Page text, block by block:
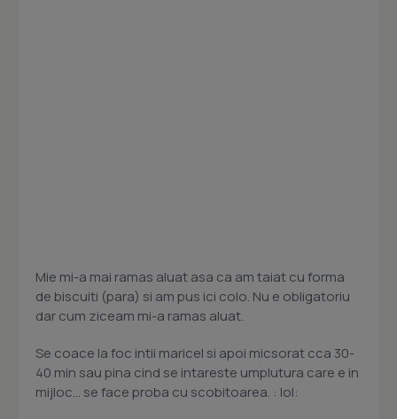
Mie mi-a mai ramas aluat asa ca am taiat cu forma
de biscuiti (para) si am pus ici colo. Nu e obligatoriu
dar cum ziceam mi-a ramas aluat.
Se coace la foc intii maricel si apoi micsorat cca 30-
40 min sau pina cind se intareste umplutura care e in
mijloc... se face proba cu scobitoarea. : lol: